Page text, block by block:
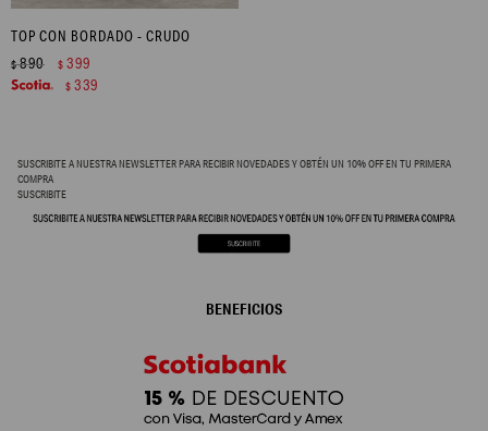
TOP CON BORDADO - CRUDO
$890 $ 399
$ 339
SUSCRIBITE A NUESTRA NEWSLETTER PARA RECIBIR NOVEDADES Y OBTÉN UN 10% OFF EN TU PRIMERA
COMPRA
SUSCRIBITE
BENEFICIOS